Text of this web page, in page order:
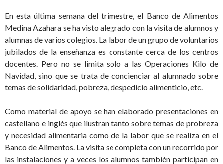
En esta última semana del trimestre, el Banco de Alimentos
Medina Azahara se ha visto alegrado con la visita de alumnos y
alumnas de varios colegios. La labor de un grupo de voluntarios
jubilados de la enseñanza es constante cerca de los centros
docentes. Pero no se limita solo a las Operaciones Kilo de
Navidad, sino que se trata de concienciar al alumnado sobre
temas de solidaridad, pobreza, despedicio alimenticio, etc.
Como material de apoyo se han elaborado presentaciones en
castellano e inglés que ilustran tanto sobre temas de probreza
y necesidad alimentaria como de la labor que se realiza en el
Banco de Alimentos. La visita se completa con un recorrido por
las instalaciones y a veces los alumnos también participan en